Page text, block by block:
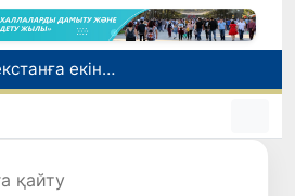
Беларусьтен Өзбекстанға екінші тікелей жүк пойызы жөнелтілді
Адам саудасынан зардап шеккен азаматтар әлеуметтік қызметтермен қамтылады
қайту